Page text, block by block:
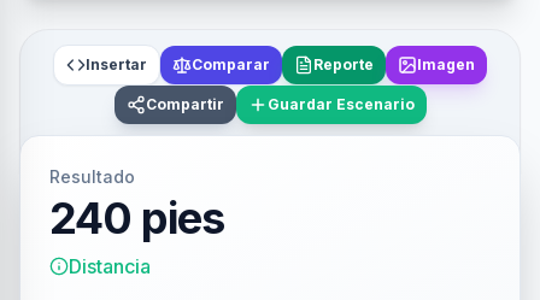
Insertar Comparar Reporte Imagen
Compartir Guardar Escenario
Resultado
240 pies
Distancia